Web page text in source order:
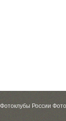
Фотоклубы России